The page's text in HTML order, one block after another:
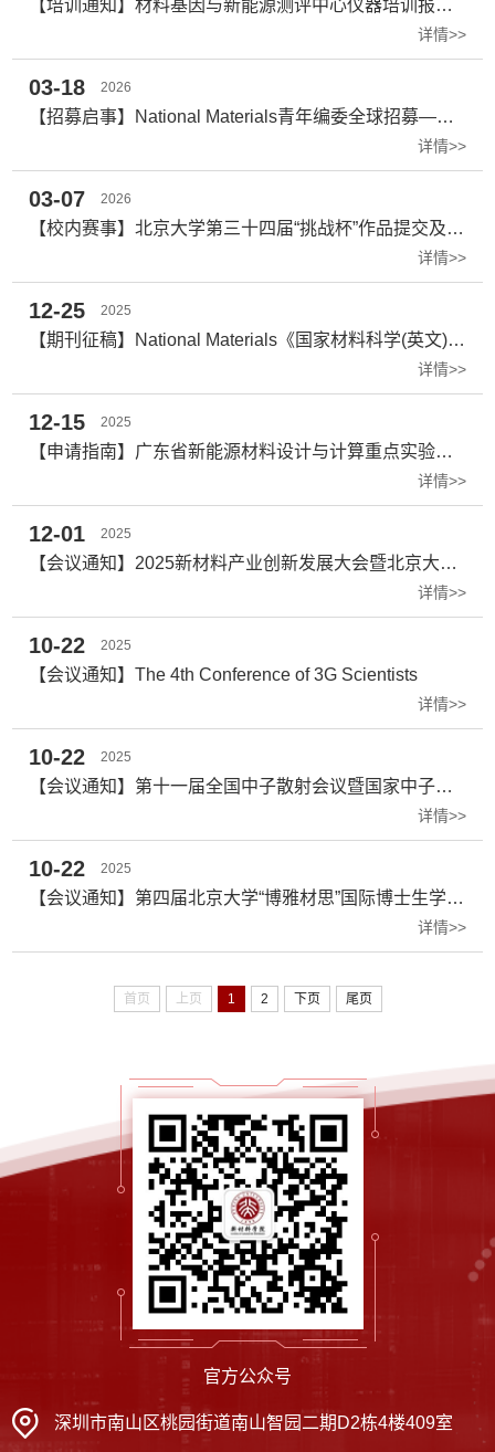
【培训通知】材料基因与新能源测评中心仪器培训报名通知（2026年第一期）
详情>>
03-18 2026
【招募启事】National Materials青年编委全球招募——携手顶尖平台，共筑材料科学未来！
详情>>
03-07 2026
【校内赛事】北京大学第三十四届“挑战杯”作品提交及初审通知
详情>>
12-25 2025
【期刊征稿】National Materials《国家材料科学(英文)》期刊面向全球征稿
详情>>
12-15 2025
【申请指南】广东省新能源材料设计与计算重点实验室2025年度开放课题申请指南
详情>>
12-01 2025
【会议通知】2025新材料产业创新发展大会暨北京大学卓越工程师金普行
详情>>
10-22 2025
【会议通知】The 4th Conference of 3G Scientists
详情>>
10-22 2025
【会议通知】第十一届全国中子散射会议暨国家中子源多学科应用研讨会（第二轮通知）
详情>>
10-22 2025
【会议通知】第四届北京大学“博雅材思”国际博士生学术论坛（第二轮通知）
详情>>
首页 上页 1 2 下页 尾页
深圳市南山区桃园街道南山智园二期D2栋4楼409室
官方公众号